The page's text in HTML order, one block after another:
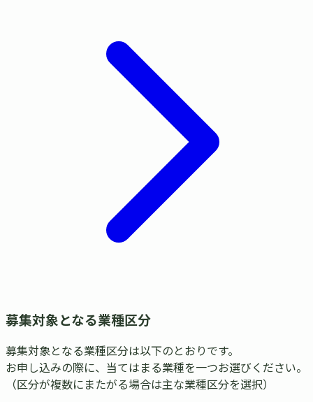
募集対象となる業種区分
募集対象となる業種区分は以下のとおりです。
お申し込みの際に、当てはまる業種を一つお選びください。
（区分が複数にまたがる場合は主な業種区分を選択）